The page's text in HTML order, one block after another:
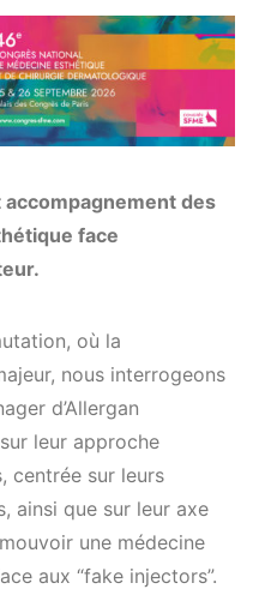
des
face
où la
nous interrogeons
d’Allergan
leur approche
centrée sur leurs
ainsi que sur leur axe
une médecine
aux “fake injectors”.